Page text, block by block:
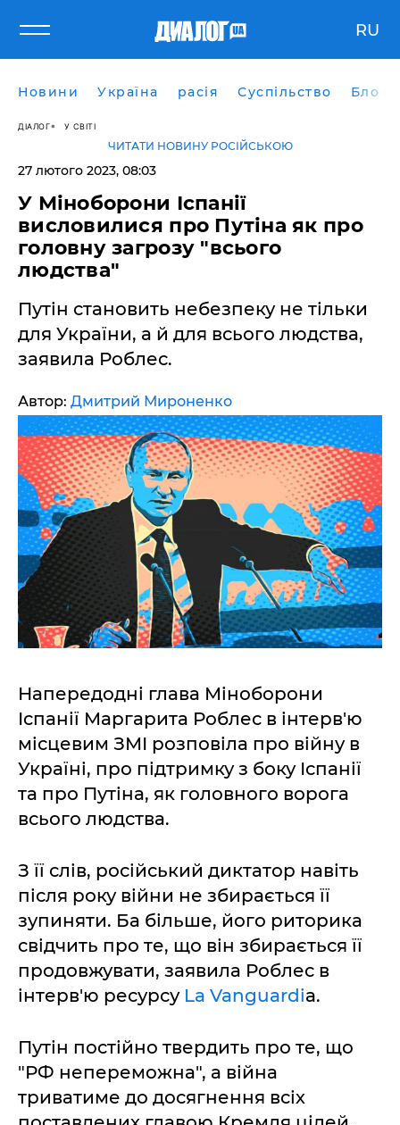
RU
Новини Україна расія Суспільство Блоги
ДІАЛОГ У СВІТІ
ЧИТАТИ НОВИНУ РОСІЙСЬКОЮ
27 лютого 2023, 08:03
У Міноборони Іспанії
висловилися про Путіна як про
головну загрозу "всього
людства"
Путін становить небезпеку не тільки
для України, а й для всього людства,
заявила Роблес.
Автор: Дмитрий Мироненко
Напередодні глава Міноборони
Іспанії Маргарита Роблес в інтерв'ю
місцевим ЗМІ розповіла про війну в
Україні, про підтримку з боку Іспанії
та про Путіна, як головного ворога
всього людства.
З її слів, російський диктатор навіть
після року війни не збирається її
зупиняти. Ба більше, його риторика
свідчить про те, що він збирається її
продовжувати, заявила Роблес в
інтерв'ю ресурсу La Vanguardia.
Путін постійно твердить про те, що
"РФ непереможна", а війна
триватиме до досягнення всіх